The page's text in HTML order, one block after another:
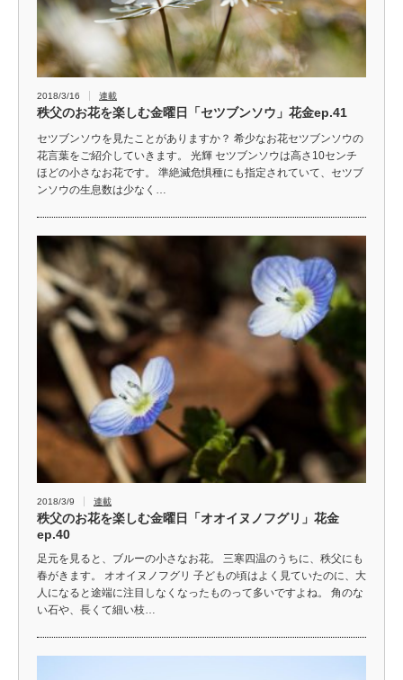
2018/3/16 連載
秩父のお花を楽しむ金曜日「セツブンソウ」花金ep.41
セツブンソウを見たことがありますか？ 希少なお花セツブンソウの
花言葉をご紹介していきます。 光輝 セツブンソウは高さ10センチ
ほどの小さなお花です。 準絶滅危惧種にも指定されていて、セツブ
ンソウの生息数は少なく…
2018/3/9 連載
秩父のお花を楽しむ金曜日「オオイヌノフグリ」花金
ep.40
足元を見ると、ブルーの小さなお花。 三寒四温のうちに、秩父にも
春がきます。 オオイヌノフグリ 子どもの頃はよく見ていたのに、大
人になると途端に注目しなくなったものって多いですよね。 角のな
い石や、長くて細い枝…